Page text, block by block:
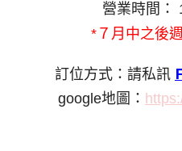
營業時間：
*７月中之後
訂位方式：請私訊
google地圖：